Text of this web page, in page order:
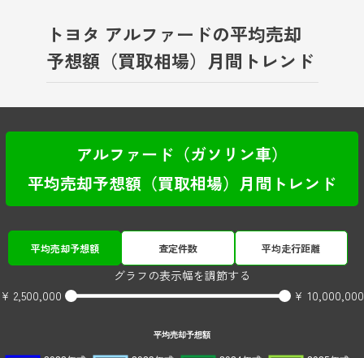
トヨタ アルファードの平均売却
予想額（買取相場）月間トレンド
アルファード（ガソリン車）
平均売却予想額（買取相場）月間トレンド
平均売却予想額 査定件数 平均走行距離
グラフの表示幅を調節する
¥ 2,500,000
¥ 10,000,000